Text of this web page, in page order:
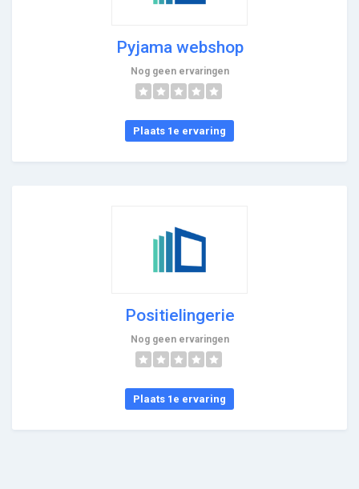
Pyjama webshop
Nog geen ervaringen
Plaats 1e ervaring
Positielingerie
Nog geen ervaringen
Plaats 1e ervaring